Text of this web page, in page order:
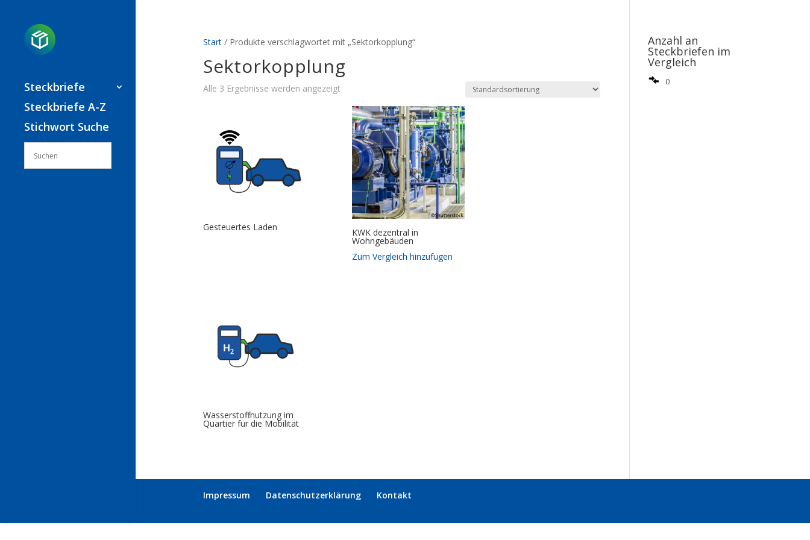
Steckbriefe
Steckbriefe A-Z
Stichwort Suche
Start/ Produkte verschlagwortet mit „Sektorkopplung“
Sektorkopplung
Alle 3 Ergebnisse werden angezeigt
Gesteuertes Laden KWK dezentral in
Wohngebäuden
Zum Vergleich hinzufügen
Wasserstoffnutzung im
Quartier für die Mobilität
Anzahl an
Steckbriefen im
Vergleich
0
Impressum Datenschutzerklärung Kontakt